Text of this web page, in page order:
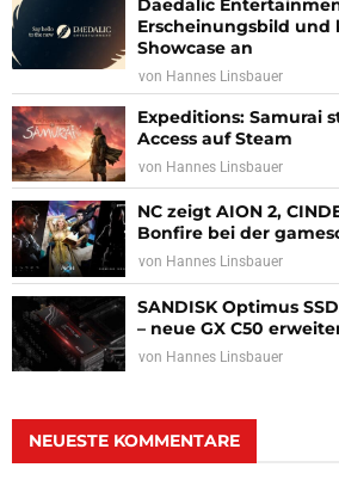
Daedalic
Erscheinungsbild
Showcase an
von Hannes Linsbauer
Expeditions: Samurai
Access auf Steam
von Hannes Linsbauer
NC zeigt AION 2,
Bonfire bei der
von Hannes Linsbauer
SANDISK Optimus
– neue GX C50
von Hannes Linsbauer
NEUESTE KOMMENTARE